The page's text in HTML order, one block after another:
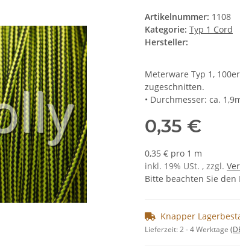
Artikelnummer: 1108
Kategorie: Typ 1 Cord
Hersteller:
Meterware Typ 1,
zugeschnitten.
• Durchmesser: ca.
0,35 €
0,35 € pro 1 m
inkl. 19% USt. , zzgl.
Bitte beachten Sie
Knapper
Lieferzeit:2 - 4 Werktage